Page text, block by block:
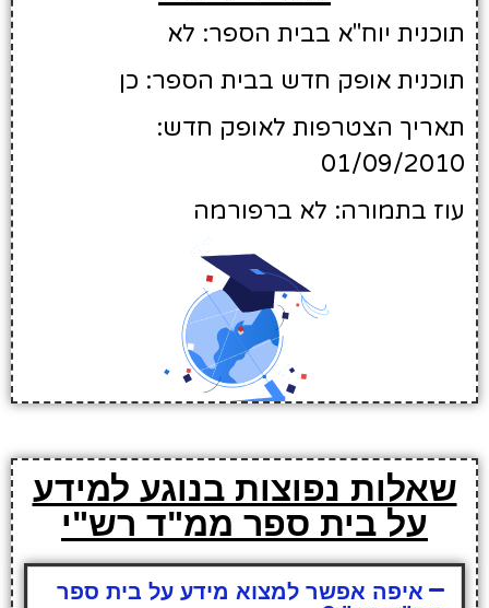
תוכנית יוח"א בבית הספר: לא
תוכנית אופק חדש בבית הספר: כן
תאריך הצטרפות לאופק חדש:
01/09/2010
עוז בתמורה: לא ברפורמה
שאלות נפוצות בנוגע למידע
על בית ספר ממ"ד רש"י
איפה אפשר למצוא מידע על בית ספר